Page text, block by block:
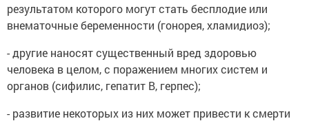
результатом которого могут стать бесплодие или
внематочные беременности (гонорея, хламидиоз);
- другие наносят существенный вред здоровью
человека в целом, с поражением многих систем и
органов (сифилис, гепатит В, герпес);
- развитие некоторых из них может привести к смерти